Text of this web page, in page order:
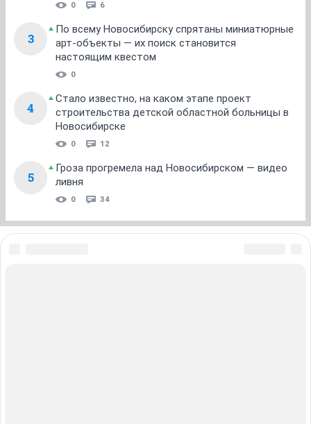
0 6
3
По всему Новосибирску спрятаны миниатюрные
арт-объекты — их поиск становится
настоящим квестом
0
4
Стало известно, на каком этапе проект
строительства детской областной больницы в
Новосибирске
0 12
5
Гроза прогремела над Новосибирском — видео
ливня
0 34